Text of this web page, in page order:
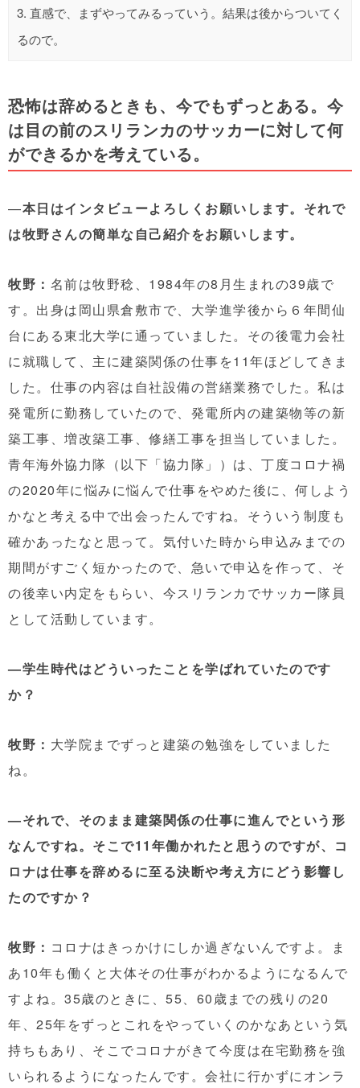
3. 直感で、まずやってみるっていう。結果は後からついてく
るので。
恐怖は辞めるときも、今でもずっとある。今
は目の前のスリランカのサッカーに対して何
ができるかを考えている。
—本日はインタビューよろしくお願いします。それで
は牧野さんの簡単な自己紹介をお願いします。
牧野： 名前は牧野稔、1984年の8月生まれの39歳で
す。出身は岡山県倉敷市で、大学進学後から６年間仙
台にある東北大学に通っていました。その後電力会社
に就職して、主に建築関係の仕事を11年ほどしてきま
した。仕事の内容は自社設備の営繕業務でした。私は
発電所に勤務していたので、発電所内の建築物等の新
築工事、増改築工事、修繕工事を担当していました。
青年海外協力隊（以下「協力隊」）は、丁度コロナ禍
の2020年に悩みに悩んで仕事をやめた後に、何しよう
かなと考える中で出会ったんですね。そういう制度も
確かあったなと思って。気付いた時から申込みまでの
期間がすごく短かったので、急いで申込を作って、そ
の後幸い内定をもらい、今スリランカでサッカー隊員
として活動しています。
—学生時代はどういったことを学ばれていたのです
か？
牧野： 大学院までずっと建築の勉強をしていました
ね。
—それで、そのまま建築関係の仕事に進んでという形
なんですね。そこで11年働かれたと思うのですが、コ
ロナは仕事を辞めるに至る決断や考え方にどう影響し
たのですか？
牧野： コロナはきっかけにしか過ぎないんですよ。ま
あ10年も働くと大体その仕事がわかるようになるんで
すよね。35歳のときに、55、60歳までの残りの20
年、25年をずっとこれをやっていくのかなあという気
持ちもあり、そこでコロナがきて今度は在宅勤務を強
いられるようになったんです。会社に行かずにオンラ